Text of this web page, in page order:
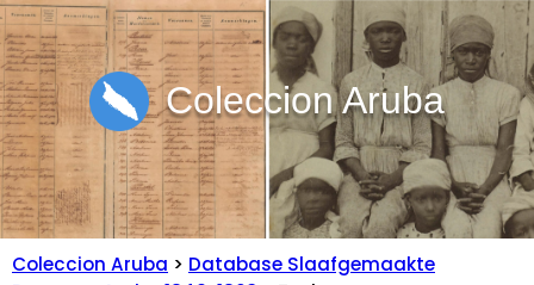
Coleccion Aruba
Coleccion Aruba > Database Slaafgemaakte